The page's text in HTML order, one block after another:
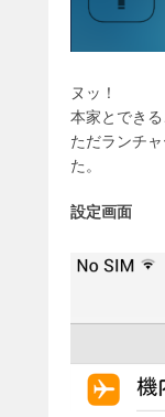
ヌッ！
本家とできる
ただランチ
た。
設定画面